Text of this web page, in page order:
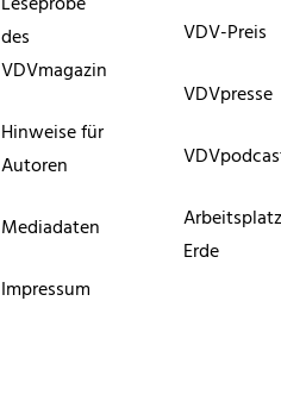
des
VDVmagazin
Hinweise für
Autoren
Mediadaten
Impressum
VDV-Preis
VDVpresse
Erde